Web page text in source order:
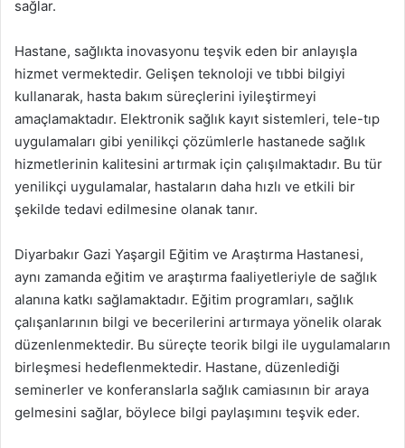
sağlar.
Hastane, sağlıkta inovasyonu teşvik eden bir anlayışla
hizmet vermektedir. Gelişen teknoloji ve tıbbi bilgiyi
kullanarak, hasta bakım süreçlerini iyileştirmeyi
amaçlamaktadır. Elektronik sağlık kayıt sistemleri, tele-tıp
uygulamaları gibi yenilikçi çözümlerle hastanede sağlık
hizmetlerinin kalitesini artırmak için çalışılmaktadır. Bu tür
yenilikçi uygulamalar, hastaların daha hızlı ve etkili bir
şekilde tedavi edilmesine olanak tanır.
Diyarbakır Gazi Yaşargil Eğitim ve Araştırma Hastanesi,
aynı zamanda eğitim ve araştırma faaliyetleriyle de sağlık
alanına katkı sağlamaktadır. Eğitim programları, sağlık
çalışanlarının bilgi ve becerilerini artırmaya yönelik olarak
düzenlenmektedir. Bu süreçte teorik bilgi ile uygulamaların
birleşmesi hedeflenmektedir. Hastane, düzenlediği
seminerler ve konferanslarla sağlık camiasının bir araya
gelmesini sağlar, böylece bilgi paylaşımını teşvik eder.